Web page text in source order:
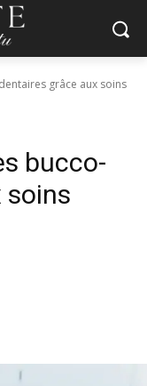
grâce aux soins
bucco-
soins